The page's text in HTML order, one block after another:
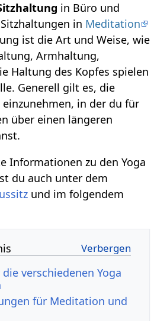
in Büro und
in Meditation
ist die Art und Weise, wie
Armhaltung,
Haltung des Kopfes spielen
Generell gilt es, die
in der du für
über einen längeren
Informationen zu den Yoga
du auch unter dem
und im folgendem
verschiedenen Yoga
für Meditation und